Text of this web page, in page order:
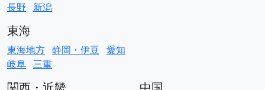
長野
新潟
東海
東海地方 静岡・伊豆 愛知
岐阜 三重